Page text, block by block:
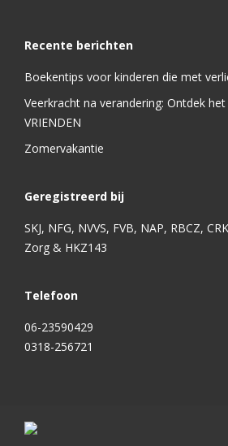
Recente berichten
Boekentips voor kinderen die met
Veerkracht na verandering: Ontdek
VRIENDEN
Zomervakantie
Geregistreerd bij
SKJ, NFG, NVVS, FVB, NAP, RBCZ,
Zorg & HKZ143
Telefoon
06-23590429
0318-256721